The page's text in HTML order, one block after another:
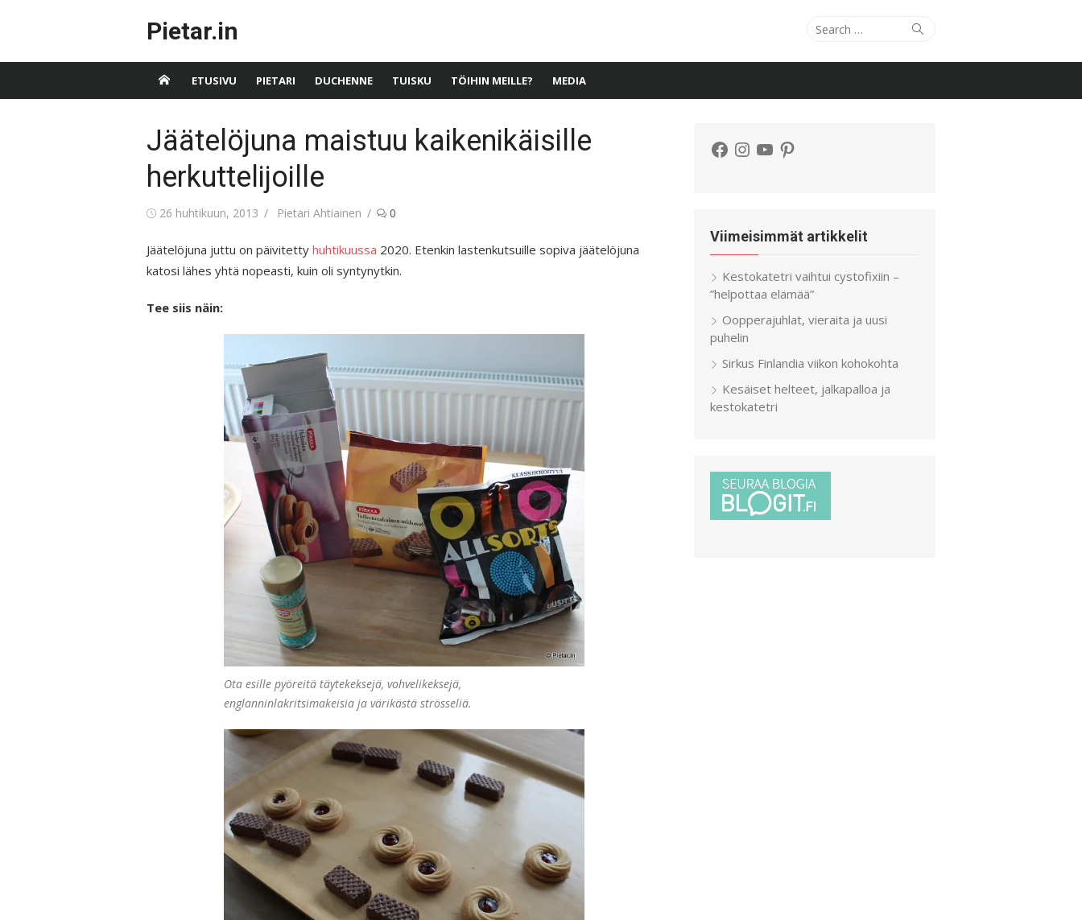
Pietar.in
Search
Search
ETUSIVU PIETARI DUCHENNE TUISKU TÖIHIN MEILLE? MEDIA
Jäätelöjuna maistuu kaikenikäisille
herkuttelijoille
Posted
26 huhtikuun, 2013 Author
Pietari Ahtiainen 0
Jäätelöjuna juttu on päivitetty huhtikuussa 2020. Etenkin lastenkutsuille sopiva jäätelöjuna
katosi lähes yhtä nopeasti, kuin oli syntynytkin.
Tee siis näin:
Ota esille pyöreitä täytekeksejä, vohvelikeksejä,
englanninlakritsimakeisia ja värikästä strösseliä.
Facebook
Instagram
YouTubePinterest
Viimeisimmät artikkelit
Kestokatetri vaihtui cystofixiin –
”helpottaa elämää”
Oopperajuhlat, vieraita ja uusi
puhelin
Sirkus Finlandia viikon kohokohta
Kesäiset helteet, jalkapalloa ja
kestokatetri